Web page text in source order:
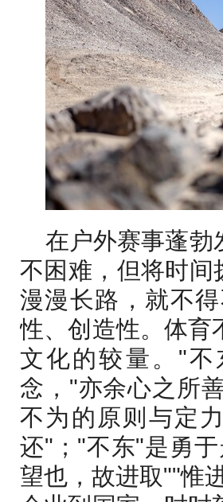
在户外赛事蓬勃
不困难，但将时
漫漫长路，就不
性、创造性。体育
文化的较量。"
念，"亦余心之所
不为的原则与定
还"；"不东"是勇
望也，故进取""惟